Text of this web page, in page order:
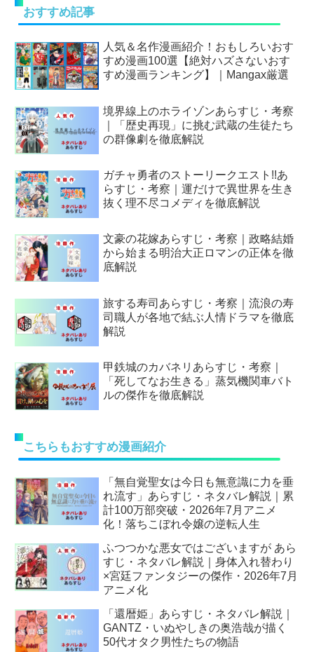
おすすめ記事
人気＆名作漫画紹介！おもしろいおす
すめ漫画100選【絶対ハズさないおす
すめ漫画ランキング】｜Mangax厳選
境界線上のホライゾンあらすじ・考察
｜「歴史再現」に挑む武蔵の生徒たち
の群像劇を徹底解説
ガチャ勇者のストーリークエスト!!あ
らすじ・考察｜運だけで異世界を生き
抜く理不尽コメディを徹底解説
文豪の花嫁あらすじ・考察｜政略結婚
から始まる明治大正ロマンの正体を徹
底解説
旅する寿司あらすじ・考察｜流浪の寿
司職人が各地で結ぶ人情ドラマを徹底
解説
甲鉄城のカバネリあらすじ・考察｜
「死してなお生きる」蒸気機関車バト
ルの傑作を徹底解説
こちらもおすすめ漫画紹介
「無自覚聖女は今日も無意識に力を垂
れ流す」あらすじ・ネタバレ解説｜累
計100万部突破・2026年7月アニメ
化！落ちこぼれ令嬢の逆転人生
ふつつかな悪女ではございますが あら
すじ・ネタバレ解説｜身体入れ替わり
×宮廷ファンタジーの傑作・2026年7月
アニメ化
「還暦姫」あらすじ・ネタバレ解説｜
GANTZ・いぬやしきの奥浩哉が描く
50代オタク男性たちの物語